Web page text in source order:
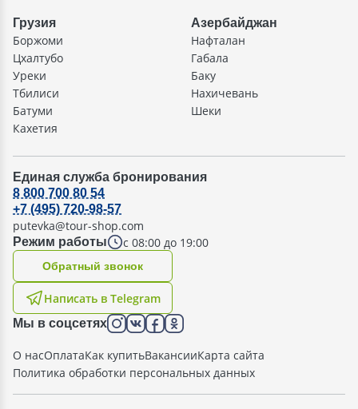
Грузия
Боржоми
Цхалтубо
Уреки
Тбилиси
Батуми
Кахетия
Азербайджан
Нафталан
Габала
Баку
Нахичевань
Шеки
Единая служба бронирования
Режим работы с 08:00 до 19:00
8 800 700 80 54
+7 (495) 720-98-57
putevka@tour-shop.com
Написать в Telegram
Oбратный звонок
Мы в соцсетях
О насОплатаКак купитьВакансииКарта сайта
Политика обработки персональных данных